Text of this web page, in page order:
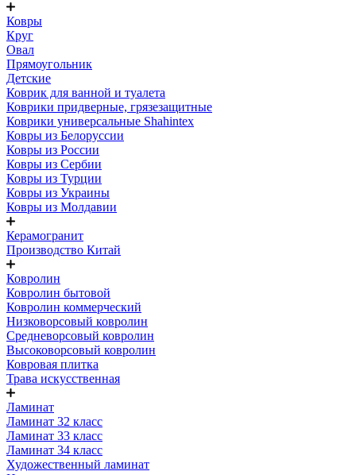
Ковры
Круг
Овал
Прямоугольник
Детские
Коврик для ванной и туалета
Коврики придверные, грязезащитные
Коврики универсальные Shahintex
Ковры из Белоруссии
Ковры из России
Ковры из Сербии
Ковры из Турции
Ковры из Украины
Ковры из Молдавии
Керамогранит
Производство Китай
Ковролин
Ковролин бытовой
Ковролин коммерческий
Низковорсовый ковролин
Средневорсовый ковролин
Высоковорсовый ковролин
Ковровая плитка
Трава искусственная
Ламинат
Ламинат 32 класс
Ламинат 33 класс
Ламинат 34 класс
Художественный ламинат